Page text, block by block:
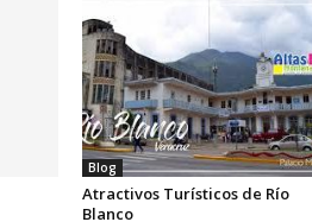
Blog
Atractivos Turísticos de Río
Blanco